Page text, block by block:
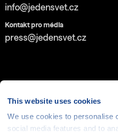
This website uses cookies
We use cookies to personalise
social media features and to
info@jedensvet.cz
Kontakt pro média
press@jedensvet.cz
Cookies| © 1999-2026